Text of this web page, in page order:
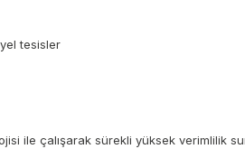
tesisler
ile çalışarak sürekli yüksek verimlilik